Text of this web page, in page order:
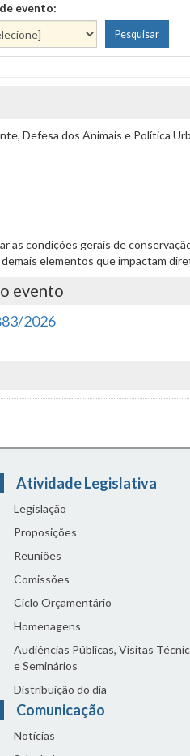
evento:
Defesa dos Animais e Política
as condições gerais de
elementos que impactam
evento
2026
Atividade Legislativa
Legislação
Proposições
Reuniões
Comissões
Ciclo Orçamentário
Homenagens
Audiências Públicas, Visitas
e Seminários
Distribuição do dia
Comunicação
Notícias